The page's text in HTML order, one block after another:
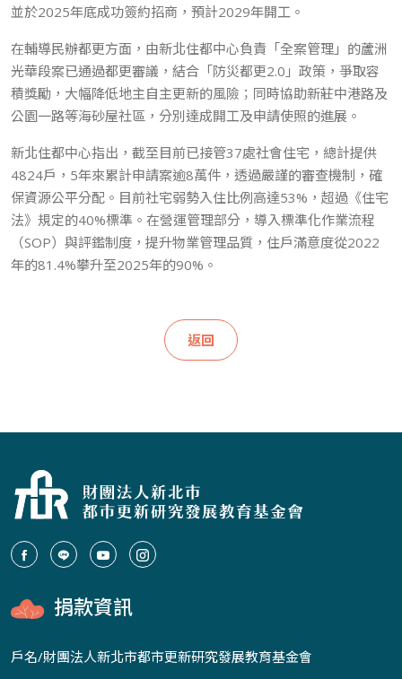
並於2025年底成功簽約招商，預計2029年開工。
在輔導民辦都更方面，由新北住都中心負責「全案管理」的蘆洲
光華段案已通過都更審議，結合「防災都更2.0」政策，爭取容
積獎勵，大幅降低地主自主更新的風險；同時協助新莊中港路及
公園一路等海砂屋社區，分別達成開工及申請使照的進展。
新北住都中心指出，截至目前已接管37處社會住宅，總計提供
4824戶，5年來累計申請案逾8萬件，透過嚴謹的審查機制，確
保資源公平分配。目前社宅弱勢入住比例高達53%，超過《住宅
法》規定的40%標準。在營運管理部分，導入標準化作業流程
（SOP）與評鑑制度，提升物業管理品質，住戶滿意度從2022
年的81.4%攀升至2025年的90%。
返回
捐款資訊
戶名/財團法人新北市都市更新研究發展教育基金會